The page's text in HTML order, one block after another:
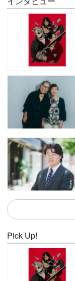
Pick Up!